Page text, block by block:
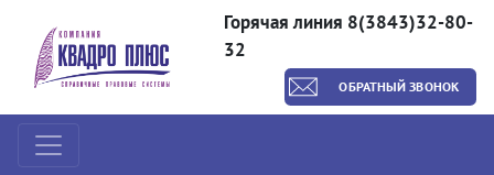
Горячая линия 8(3843)32-80-
32
ОБРАТНЫЙ ЗВОНОК